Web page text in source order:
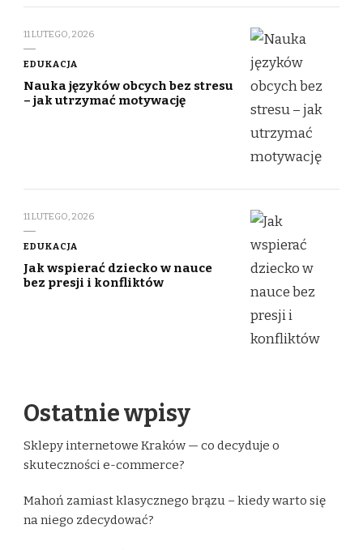
11 LUTEGO, 2026
EDUKACJA
Nauka języków obcych bez stresu
– jak utrzymać motywację
11 LUTEGO, 2026
EDUKACJA
Jak wspierać dziecko w nauce
bez presji i konfliktów
Ostatnie wpisy
Sklepy internetowe Kraków — co decyduje o
skuteczności e-commerce?
Mahoń zamiast klasycznego brązu – kiedy warto się
na niego zdecydować?